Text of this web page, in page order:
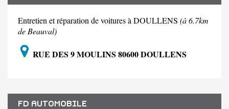
Entretien et réparation de voitures à DOULLENS (à 6.7km
de Beauval)
RUE DES 9 MOULINS 80600 DOULLENS
FD AUTOMOBILE